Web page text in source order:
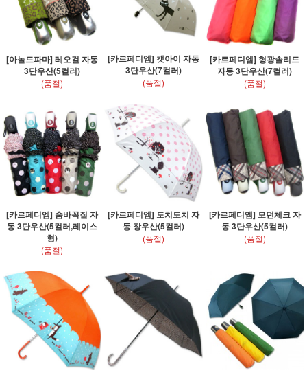
[아놀드파마] 레오걸 자동
3단우산(5컬러)
(품절)
[카르페디엠] 캣아이 자동
3단우산(7컬러)
(품절)
[카르페디엠] 형광솔리드
자동 3단우산(7컬러)
(품절)
[카르페디엠] 숨바꼭질 자
동 3단우산(5컬러,레이스
형)
(품절)
[카르페디엠] 도치도치 자
동 장우산(5컬러)
(품절)
[카르페디엠] 모던체크 자
동 3단우산(5컬러)
(품절)